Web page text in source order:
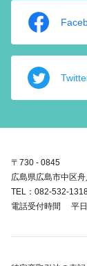
〒730 - 0845
広島県広島市中区
TEL：082-532-
電話受付時間 平日